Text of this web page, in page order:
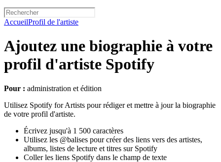
AccueilProfil de l'artiste
Ajoutez une biographie à votre
profil d'artiste Spotify
Pour : administration et édition
Utilisez Spotify for Artists pour rédiger et mettre à jour la biographie
de votre profil d'artiste.
Écrivez jusqu'à 1 500 caractères
Utilisez les @balises pour créer des liens vers des artistes,
albums, listes de lecture et titres sur Spotify
Coller les liens Spotify dans le champ de texte